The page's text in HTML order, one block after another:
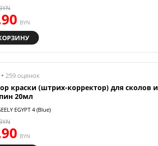
BYN
259 оценок
краски (штрих-корректор) для сколов и
20мл
EGYPT 4 (Blue)
BYN